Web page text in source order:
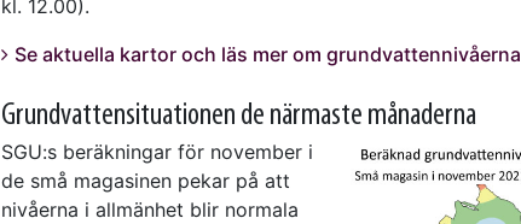
kl. 12.00).
Se aktuella kartor och läs mer om grundvattennivåerna
Grundvattensituationen de närmaste månaderna
SGU:s beräkningar för november i
de små magasinen pekar på att
nivåerna i allmänhet blir normala